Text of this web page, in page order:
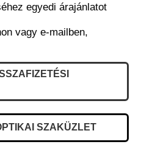
egyedi árajánlatot
vagy e-mailben,
SZAKÜZLET